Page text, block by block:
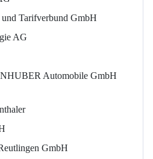
Tarifverbund GmbH
AG
Automobile GmbH
GmbH